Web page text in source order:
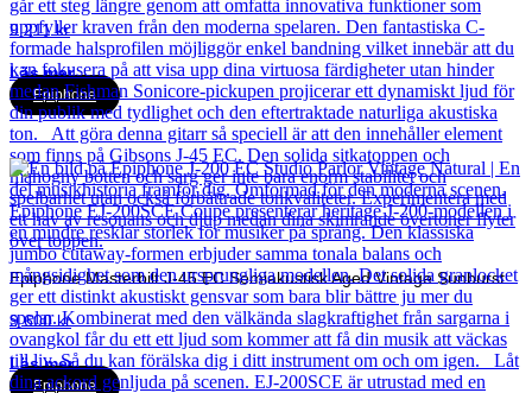
9 211kr
Läs mer
Epiphone
Epiphone Masterbilt J-45 EC Semiakustisk Aged Vintage Sunburst
9 600kr
Läs mer
Epiphone